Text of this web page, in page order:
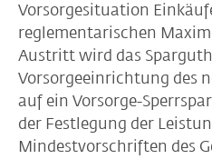
Vorsorgesituation
reglementarischen
Austritt wird das
Vorsorgeeinrichtung des
auf ein Vorsorge-
der Festlegung der
Mindestvorschriften des